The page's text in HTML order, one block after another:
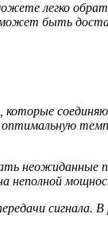
легко
может быть
неожиданные
неполной
сигнала.